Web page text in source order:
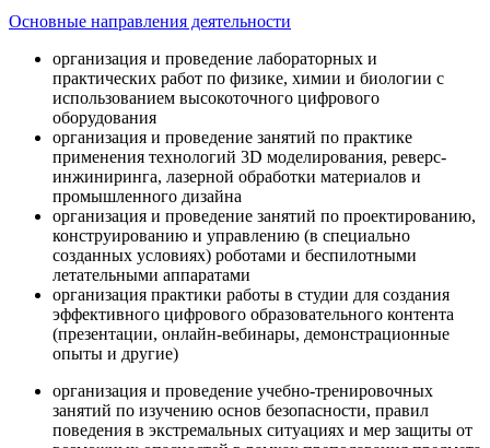
Основные направления деятельности
организация и проведение лабораторных и
практических работ по физике, химии и биологии с
использованием высокоточного цифрового
оборудования
организация и проведение занятий по практике
применения технологий 3D моделирования, реверс-
инжиниринга, лазерной обработки материалов и
промышленного дизайна
организация и проведение занятий по проектированию,
конструированию и управлению (в специально
созданных условиях) роботами и беспилотными
летательными аппаратами
организация практики работы в студии для создания
эффективного цифрового образовательного контента
(презентации, онлайн-вебинары, демонстрационные
опыты и другие)
организация и проведение учебно-тренировочных
занятий по изучению основ безопасности, правил
поведения в экстремальных ситуациях и мер защиты от